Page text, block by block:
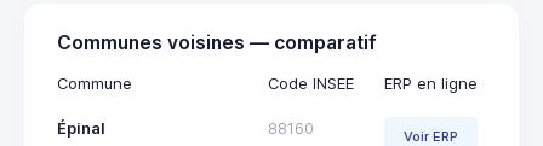
Communes voisines — comparatif
Commune Code INSEE ERP en ligne
Épinal 88160 Voir ERP